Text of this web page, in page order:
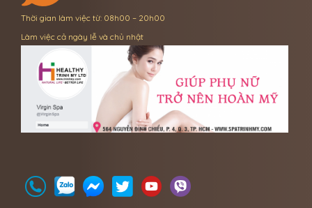
Thời gian làm việc từ: 08h00 – 20h00
Làm việc cả ngày lễ và chủ nhật